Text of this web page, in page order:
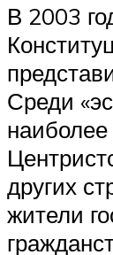
В 2003
Среди
других
жители